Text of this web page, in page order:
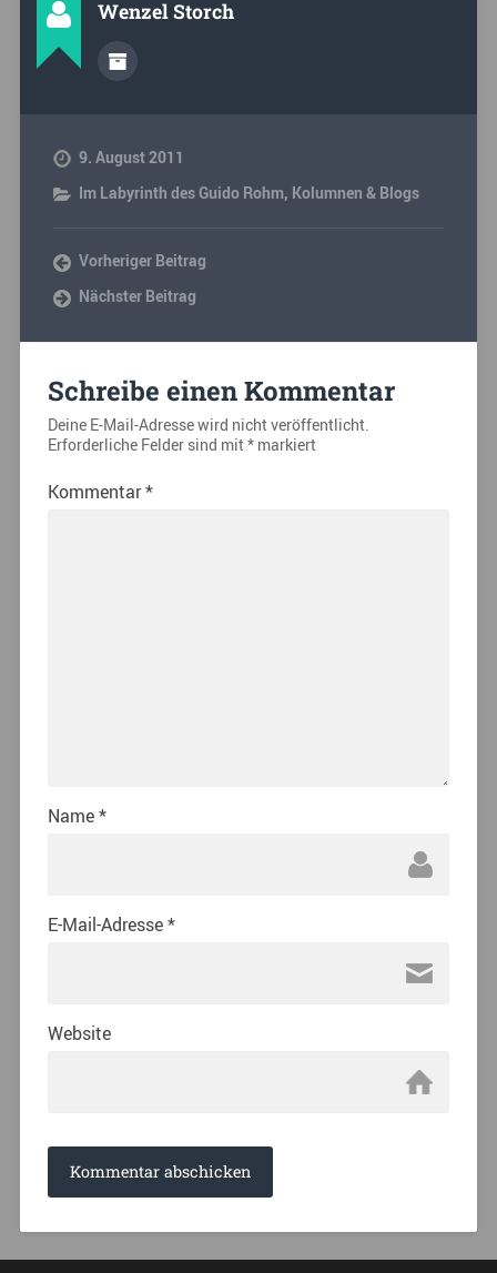
Wenzel Storch
9. August 2011
Im Labyrinth des Guido Rohm, Kolumnen & Blogs
Vorheriger Beitrag
Nächster Beitrag
Schreibe einen Kommentar
Deine E-Mail-Adresse wird nicht veröffentlicht.
Erforderliche Felder sind mit*markiert
Kommentar*
Name*
E-Mail-Adresse*
Website